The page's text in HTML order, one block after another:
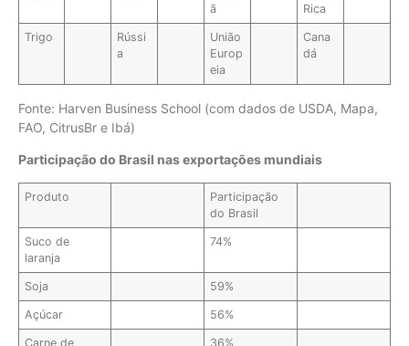
ã
Rica
Trigo
Rússi
a
União
Europ
eia
Cana
dá
Fonte: Harven Business School (com dados de USDA, Mapa,
FAO, CitrusBr e Ibá)
Participação do Brasil nas exportações mundiais
Produto
Participação
do Brasil
Suco de
laranja
74%
Soja 59%
Açúcar 56%
Carne de 36%